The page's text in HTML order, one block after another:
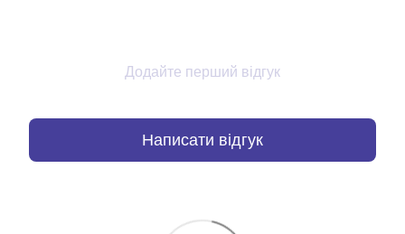
Додайте перший відгук
Написати відгук